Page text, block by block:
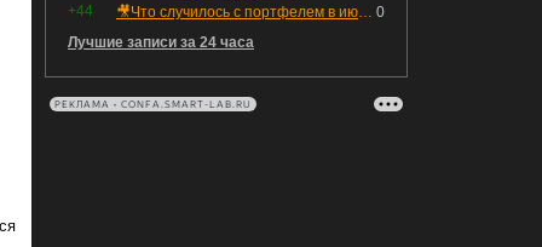
+44
0
🎥Что случилось с портфелем в июле - честный разбор / Инвестировать Просто
Лучшие записи за 24 часа
РЕКЛАМА • CONFA.SMART-LAB.RU